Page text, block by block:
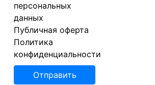
персональных
данных
Публичная оферта
Политика
конфиденциальности
Отправить